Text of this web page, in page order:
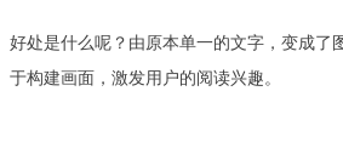
appso
好处是什么呢？由原本单一的文字，变成了
于构建画面，激发用户的阅读兴趣。